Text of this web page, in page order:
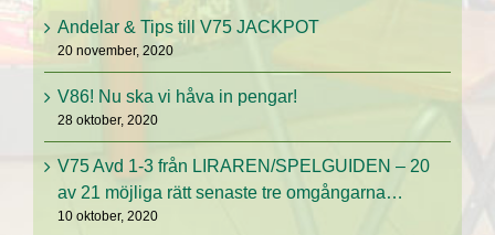
Andelar & Tips till V75 JACKPOT
20 november, 2020
V86! Nu ska vi håva in pengar!
28 oktober, 2020
V75 Avd 1-3 från LIRAREN/SPELGUIDEN – 20
av 21 möjliga rätt senaste tre omgångarna…
10 oktober, 2020